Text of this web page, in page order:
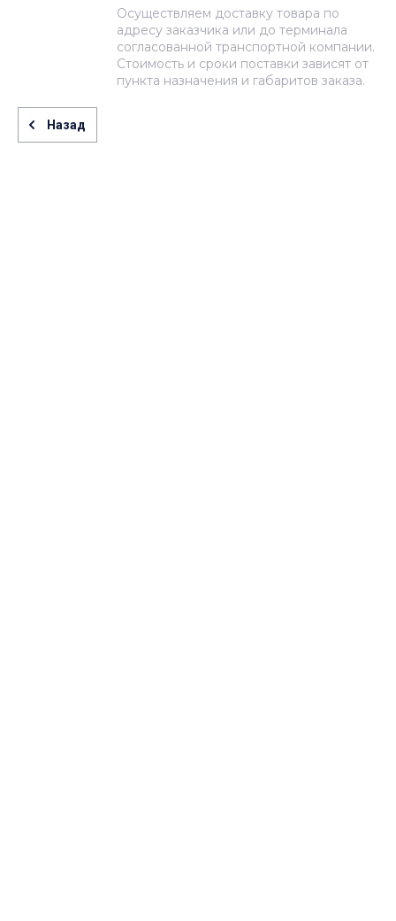
Осуществляем доставку товара по
адресу заказчика или до терминала
согласованной транспортной компании.
Стоимость и сроки поставки зависят от
пункта назначения и габаритов заказа.
Назад